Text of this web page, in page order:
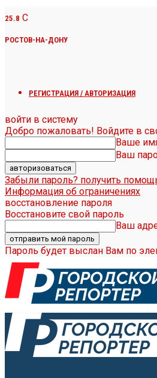
25.8 C
РОСТОВ-НА-ДОНУ
РЕГИСТРАЦИЯ / АВТОРИЗАЦИЯ
войти в систему
Добро пожаловать! Войдите в
Ваше
Ваш
Забыли пароль? получить
Информация об ограничениях
восстановление пароля
Восстановите свой пароль
Ваш
Пароль будет выслан Вам по